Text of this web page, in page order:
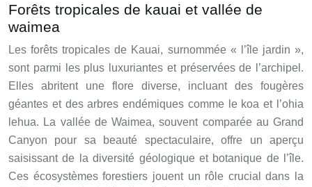
Forêts tropicales de kauai et vallée de
waimea
Les forêts tropicales de Kauai, surnommée « l’île jardin »,
sont parmi les plus luxuriantes et préservées de l’archipel.
Elles abritent une flore diverse, incluant des fougères
géantes et des arbres endémiques comme le koa et l’ohia
lehua. La vallée de Waimea, souvent comparée au Grand
Canyon pour sa beauté spectaculaire, offre un aperçu
saisissant de la diversité géologique et botanique de l’île.
Ces écosystèmes forestiers jouent un rôle crucial dans la